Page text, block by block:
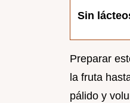
Sin
Preparar
la fruta
pálido y